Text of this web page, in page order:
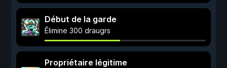
Début de la garde
Élimine 300 draugrs
Propriétaire légitime